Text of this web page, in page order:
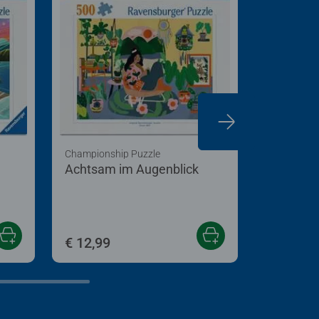
Achtsam im Augenblick
Championship Puzzle
€ 12,99